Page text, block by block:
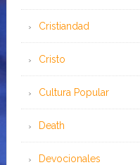
Cristiandad
Cristo
Cultura Popular
Death
Devocionales